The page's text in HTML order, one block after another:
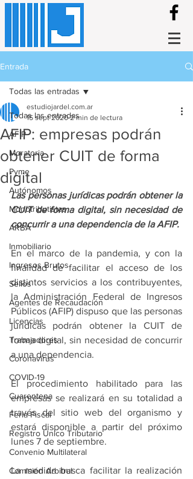
Entrada
Todas las entradas
AFIP
Moratoria
Pyme
Autónomos
Monotributistas
ARBA
Inmobiliario
Ingresos Brutos
Sellos
Agentes de Recaudación
Licencias
Trabajadores
Coronavirus
COVID-19
Cuarentena
Feria Fiscal
Registro Único Tributario
Convenio Multilateral
Comisión Arbitral
Todas las entradas
AFIP: empresas podrán
obtener CUIT de forma
digital
estudiojardel.com.ar
15 sept 2020 2 min de lectura
Las personas jurídicas podrán obtener la
CUIT de forma digital, sin necesidad de
concurrir a una dependencia de la AFIP.
En el marco de la pandemia, y con la
finalidad de facilitar el acceso de los
distintos servicios a los contribuyentes,
la Administración Federal de Ingresos
Públicos (AFIP) dispuso que las personas
jurídicas podrán obtener la CUIT de
forma digital, sin necesidad de concurrir
a una dependencia.
El procedimiento habilitado para las
empresas se realizará en su totalidad a
través del sitio web del organismo y
estará disponible a partir del próximo
lunes 7 de septiembre.
La medida busca facilitar la realización